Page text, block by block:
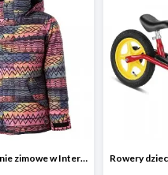
Kurtki i spodnie zimowe w Intersport do -50%